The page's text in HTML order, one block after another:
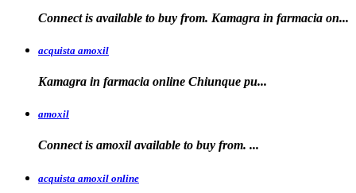
Connect is available to buy from. Kamagra in farmacia on...
acquista amoxil
Kamagra in farmacia online Chiunque pu...
amoxil
Connect is amoxilavailable to buy from. ...
acquista amoxil online